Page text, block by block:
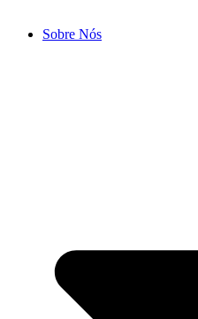
Sobre Nós